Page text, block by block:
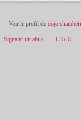
Voir le profil de dojo
Signaler un abus C.G.U.